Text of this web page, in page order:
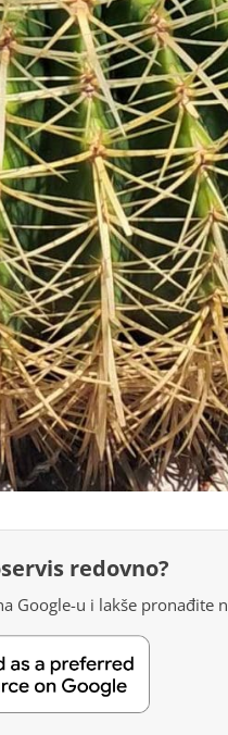
redovno?
Google-u i lakše pronađite